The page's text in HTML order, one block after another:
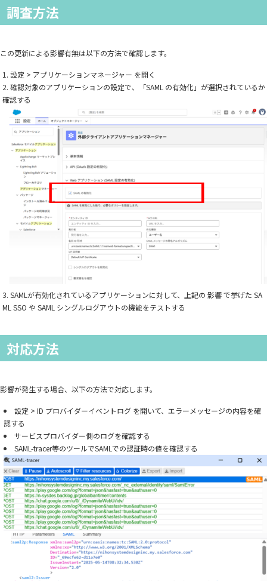
調査方法
この更新による影響有無は以下の方法で確認します。
設定 > アプリケーションマネージャー を開く
確認対象のアプリケーションの設定で、「SAML の有効化」が選択されているか
確認する
SAMLが有効化されているアプリケーションに対して、上記の 影響 で挙げた SA
ML SSO や SAML シングルログアウトの機能をテストする
対応方法
影響が発生する場合、以下の方法で対応します。
設定 > ID プロバイダーイベントログ を開いて、エラーメッセージの内容を確
認する
サービスプロバイダー側のログを確認する
SAML-tracer等のツールでSAMLでの認証時の値を確認する